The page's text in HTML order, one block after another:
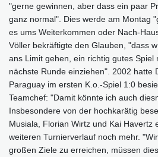
"gerne gewinnen, aber dass ein paar
ganz normal". Dies werde am Montag
es ums Weiterkommen oder Nach-
Völler bekräftigte den Glauben, "dass
ans Limit gehen, ein richtig gutes Spiel
nächste Runde einziehen". 2002 hatte
Paraguay im ersten K.o.-Spiel 1:0
Teamchef: "Damit könnte ich auch
Insbesondere von der hochkarätig
Musiala, Florian Wirtz und Kai Havertz
weiteren Turnierverlauf noch mehr.
großen Ziele zu erreichen, müssen